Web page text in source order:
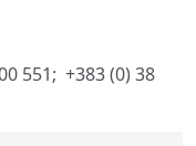
551; +383 (0) 38